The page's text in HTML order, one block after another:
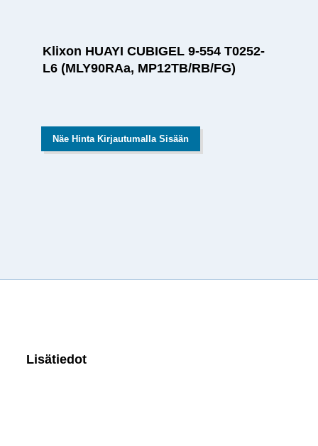
Klixon HUAYI CUBIGEL 9-554 T0252-
L6 (MLY90RAa, MP12TB/RB/FG)
Näe Hinta Kirjautumalla Sisään
Lisätiedot